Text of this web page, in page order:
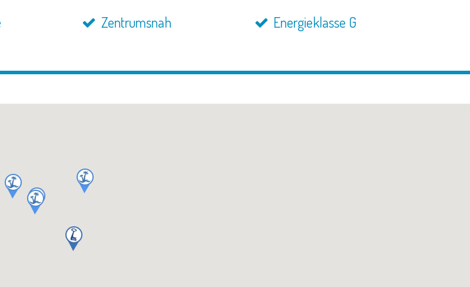
Zentrumsnah Energieklasse G